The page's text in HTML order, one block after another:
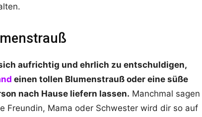
aufrichtig und ehrlich zu entschuldigen,
einen tollen Blumenstrauß oder eine süße
nach Hause liefern lassen. Manchmal sagen
Freundin, Mama oder Schwester wird dir so auf